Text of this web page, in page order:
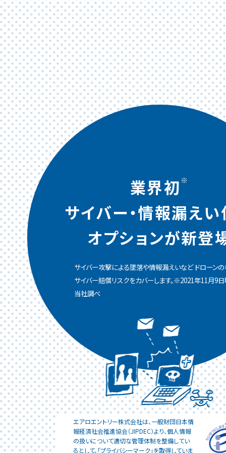
業界初 ※
サイバー・情報漏え
オプションが新登
サイバー攻撃による墜落や情報漏えいなど ドローン
サイバー賠償リスクをカバーします。※2021年11月9
当社調べ
エアロエントリー株式会社は、一般財団日本情
報経済社会推進協会（JIPDEC）より、個人情報
の扱いについて適切な管理体制を整備してい
るとして、「プライバシーマーク」を取得していま